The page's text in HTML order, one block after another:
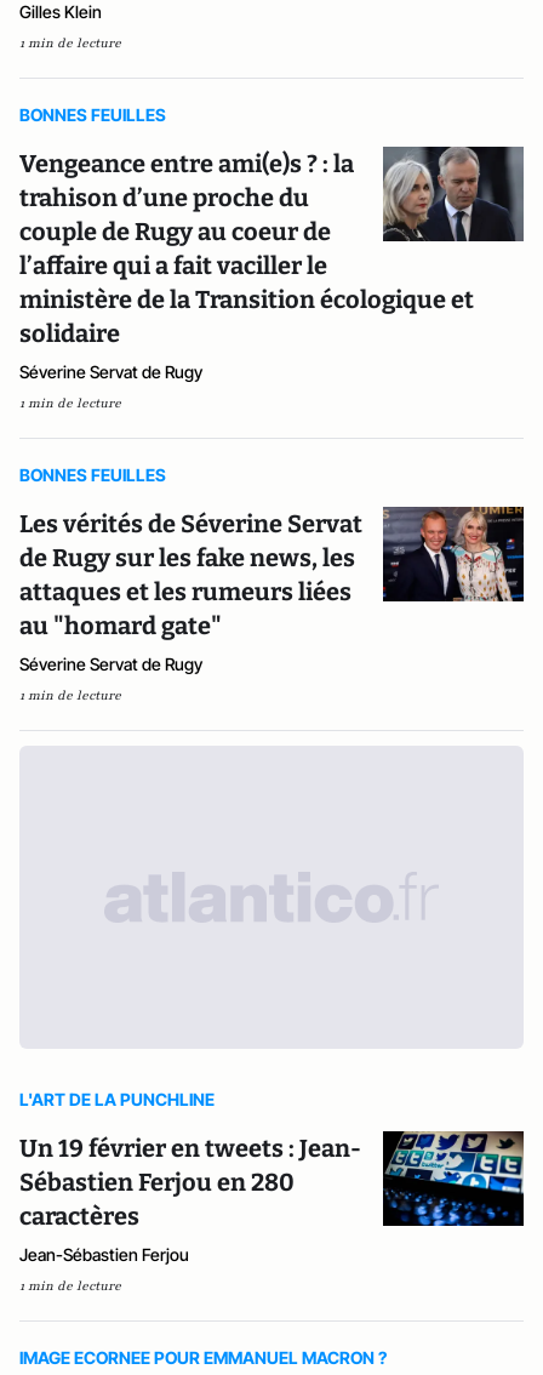
Gilles Klein
1 min de lecture
BONNES FEUILLES
Vengeance entre ami(e)s ? : la
trahison d’une proche du
couple de Rugy au coeur de
l’affaire qui a fait vaciller le
ministère de la Transition écologique et
solidaire
Séverine Servat de Rugy
1 min de lecture
BONNES FEUILLES
Les vérités de Séverine Servat
de Rugy sur les fake news, les
attaques et les rumeurs liées
au "homard gate"
Séverine Servat de Rugy
1 min de lecture
L'ART DE LA PUNCHLINE
Un 19 février en tweets : Jean-
Sébastien Ferjou en 280
caractères
Jean-Sébastien Ferjou
1 min de lecture
IMAGE ECORNEE POUR EMMANUEL MACRON ?